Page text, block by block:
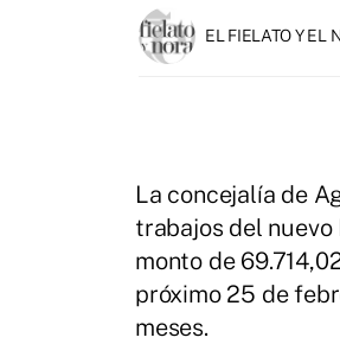
EL FIELATO Y EL
La concejalía de
trabajos del
monto de
próximo 25 de
meses.